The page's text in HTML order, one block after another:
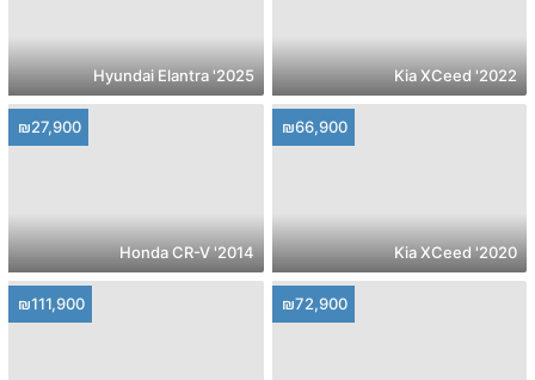
2022' Kia XCeed
2025' Hyundai Elantra
₪66,900
2020' Kia XCeed
₪27,900
2014' Honda CR-V
₪72,900
₪111,900